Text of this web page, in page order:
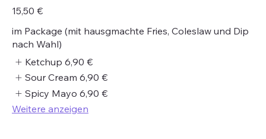
15,50 €
im Package (mit hausgmachte Fries, Coleslaw und Dip
nach Wahl)
Ketchup 6,90 €
Sour Cream 6,90 €
Spicy Mayo 6,90 €
Weitere anzeigen